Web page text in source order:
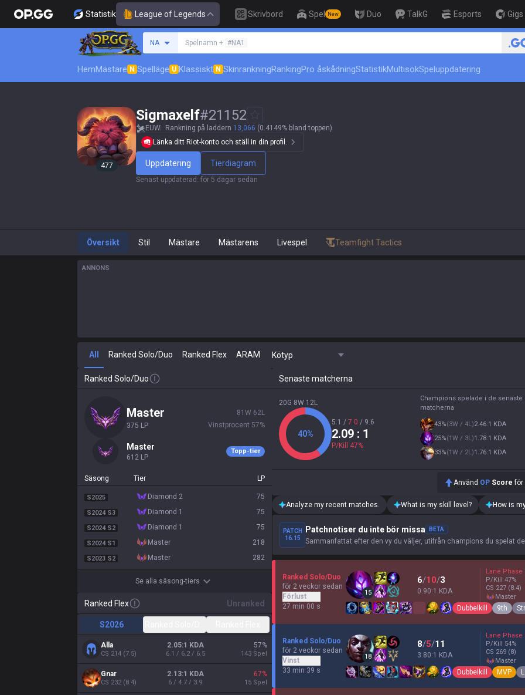
Statistik League of Legends Skrivbord Spel New Duo TalkG Esports Gigs
NA
Sök efter en summoner
Spelnamn + #NA1
HemMästare N Spelläge U Klassiskt N SkinrankningRankingPro åskådningStatistikMultisökSpeluppdatering
477
Sigmaxelf#21152
EUW Rankning på laddern 13,066 (0.4149% bland toppen)
Länka ditt Riot-konto och ställ in din profil.
Uppdatering Tierdiagram
Senast uppdaterad : för 5 dagar sedan
Översikt Stil Mästare Mästarens Livespel Teamfight Tactics
ANNONS
All Ranked Solo/Duo Ranked Flex ARAM Kötyp
Ranked Solo/Duo
master
375 LP
81 W 62L
Vinstprocent 57%
master
612 LP
Topp-tier
Säsong Tier LP
S2025 diamond 2 75
S2024 S3 diamond 1 75
S2024 S2 diamond 1 75
S2024 S1 master 218
S2023 S2 master 282
Se alla säsong-tiers
Ranked Flex Unranked
S2026
Alla
CS 214 (7.5)
2.05:1 KDA
6.1 / 6.2 / 6.5
57%
143 Spel
Gnar
CS 232(8.4)
2.13:1 KDA
6 / 4.7 / 3.9
67%
15 Spel
Senaste matcherna
20G 8W 12L
40%
5.1 / 7.0 / 9.6
2.09 : 1
P/Kill 47%
Champions spelade i de senaste
matcherna
43%(3W / 4L)2.46:1 KDA
25%(1W / 3L)1.78:1 KDA
33%(1W / 2L)1.76:1 KDA
Använd OP Score för
Analyze my recent matches. What is my skill level? How is
PATCH
16.15
Patchnotiser du inte bör missa BETA
Sammanfattat efter den vy du väljer, utifrån champions du spelat
Ranked Solo/Duo
för 2 veckor sedan
Förlust
27 min 00 s
15
6/10/3
0.90:1 KDA
Lane Phase
P/Kill 47%
CS 227 (8.4)
master
Dubbelkill 9th
Ranked Solo/Duo
för 2 veckor sedan
Vinst
33 min 39 s
18
8/5/11
3.80:1 KDA
Lane Phase
P/Kill 54%
CS 269 (8)
master
Dubbelkill MVP